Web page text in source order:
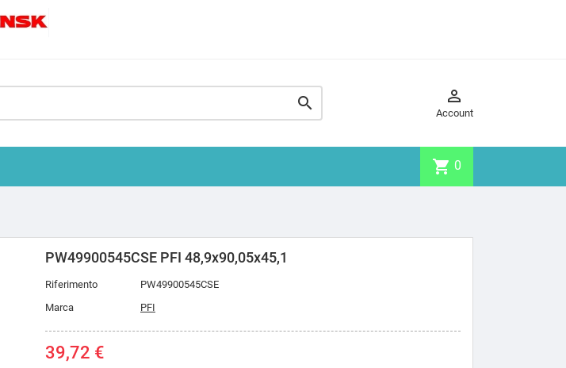
 
Account
shopping_cart 0
PW49900545CSE PFI 48,9x90,05x45,1
Riferimento
PW49900545CSE
Marca
PFI
39,72 €